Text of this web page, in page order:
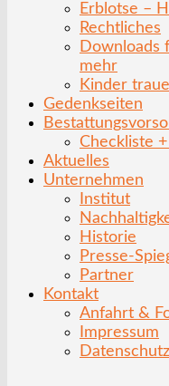
Erblotse –
Rechtliches
Downloads
mehr
Kinder
Gedenkseiten
Checkliste
Aktuelles
Unternehmen
Institut
Historie
Presse-
Partner
Kontakt
Anfahrt &
Impressum